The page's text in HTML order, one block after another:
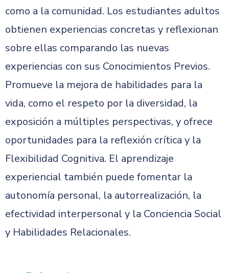
como a la comunidad. Los estudiantes adultos
obtienen experiencias concretas y reflexionan
sobre ellas comparando las nuevas
experiencias con sus Conocimientos Previos.
Promueve la mejora de habilidades para la
vida, como el respeto por la diversidad, la
exposición a múltiples perspectivas, y ofrece
oportunidades para la reflexión crítica y la
Flexibilidad Cognitiva. El aprendizaje
experiencial también puede fomentar la
autonomía personal, la autorrealización, la
efectividad interpersonal y la Conciencia Social
y Habilidades Relacionales.